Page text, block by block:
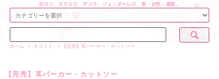
甘ロリ、クラロリ、デコラ、ジェンダーレス、男・女性・通販。
ホーム > -ネコミミ- > 【完売】耳パーカー・カットソー
【完売】耳パーカー・カットソー